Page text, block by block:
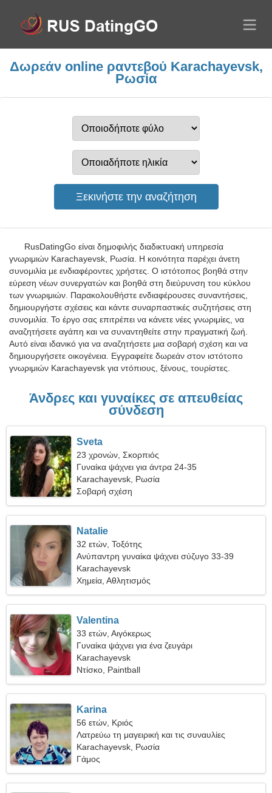
Δωρεάν online ραντεβού Karachayevsk,
Ρωσία
RusDatingGo είναι δημοφιλής διαδικτυακή υπηρεσία
γνωριμιών Karachayevsk, Ρωσία. Η κοινότητα παρέχει άνετη
συνομιλία με ενδιαφέροντες χρήστες. Ο ιστότοπος βοηθά στην
εύρεση νέων συνεργατών και βοηθά στη διεύρυνση του κύκλου
των γνωριμιών. Παρακολουθήστε ενδιαφέρουσες συναντήσεις,
δημιουργήστε σχέσεις και κάντε συναρπαστικές συζητήσεις στη
συνομιλία. Το έργο σας επιτρέπει να κάνετε νέες γνωριμίες, να
αναζητήσετε αγάπη και να συναντηθείτε στην πραγματική ζωή.
Αυτό είναι ιδανικό για να αναζητήσετε μια σοβαρή σχέση και να
δημιουργήσετε οικογένεια. Εγγραφείτε δωρεάν στον ιστότοπο
γνωριμιών Karachayevsk για ντόπιους, ξένους, τουρίστες.
Άνδρες και γυναίκες σε απευθείας
σύνδεση
Sveta
23 χρονών, Σκορπιός
Γυναίκα ψάχνει για άντρα 24-35
Karachayevsk, Ρωσία
Σοβαρή σχέση
Natalie
32 ετών, Τοξότης
Ανύπαντρη γυναίκα ψάχνει σύζυγο 33-39
Karachayevsk
Χημεία, Αθλητισμός
Valentina
33 ετών, Αιγόκερως
Γυναίκα ψάχνει για ένα ζευγάρι
Karachayevsk
Ντίσκο, Paintball
Karina
56 ετών, Κριός
Λατρεύω τη μαγειρική και τις συναυλίες
Karachayevsk, Ρωσία
Γάμος